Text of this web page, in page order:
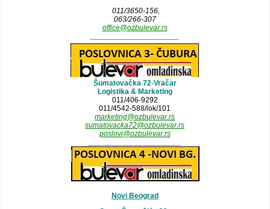
011/3650-156,
063/266-307
office@ozbulevar.rs
Šumatovačka 72-Vračar
Logistika & Marketing
011/406-9292
011/4542-588/lok/101
marketing@ozbulevar.rs
sumatovacka72@ozbulevar.rs
poslovi@ozbulevar.rs
Novi Beograd